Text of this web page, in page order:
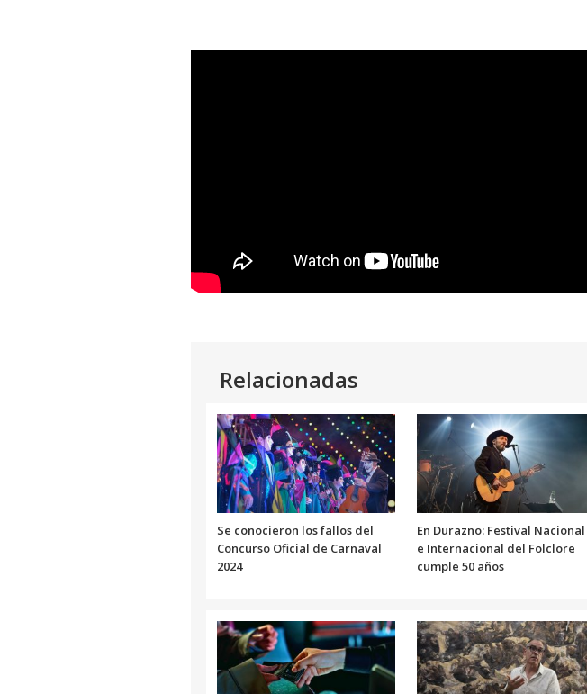
Relacionadas
Se conocieron los fallos del
Concurso Oficial de Carnaval
2024
En Durazno: Festival Nacional
e Internacional del Folclore
cumple 50 años